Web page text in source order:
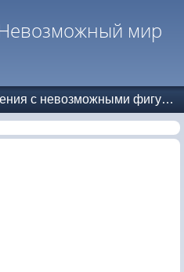
мир
с невозможными фигурами